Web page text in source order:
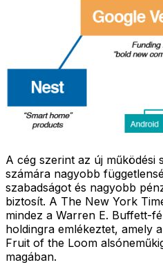
A cég szerint az új
számára nagyobb
szabadságot és nagyobb
biztosít. A The New York
mindez a Warren E. Buffett-
holdingra emlékeztet, amely
Fruit of the Loom
magában.